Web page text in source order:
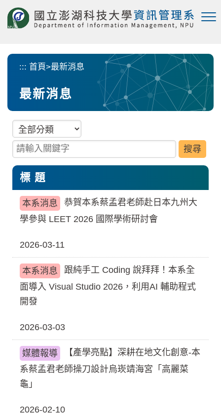
::: 首頁>最新消息
最新消息
分類項目
請輸入關鍵字
標 題
本系消息
恭賀本系蔡孟君老師赴日本九州大
學參與 LEET 2026 國際學術研討會
2026-03-11
本系消息
跟純手工 Coding 說拜拜！本系全
面導入 Visual Studio 2026，利用AI 輔助程式
開發
2026-03-03
媒體報導
【產學亮點】深耕在地文化創意-本
系蔡孟君老師操刀設計烏崁靖海宮「高麗菜
龜」
2026-02-10